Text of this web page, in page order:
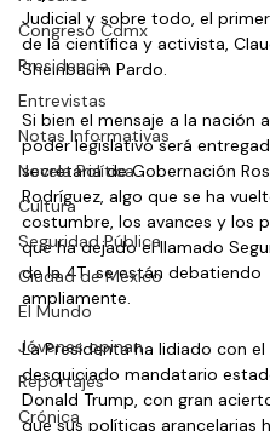
Congreso Cdmx
Presidencia
Entrevistas
Notas Informativas
Novela Política
Cultura
Seguridad Pública
Ciudad de México
El Mundo
Jóvenes opinan
Reportajes
Crónica
Judicial y sobre todo, el
de la científica y activista,
Sheinbaum Pardo.
Si bien el mensaje a la nación
poder legislativo será
secretaria de Gobernación
Rodríguez, algo que se ha
costumbre, los avances y los
que ha dejado el llamado
de la 4T  se están debatiendo
ampliamente.
La Presidenta ha lidiado con
desquiciado mandatario
Donald Trump, con gran
que sus políticas arancelarias